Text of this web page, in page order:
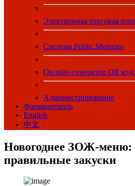
Электронная торговая
Система Public.Medargo
Онлайн-генератор QR
Администрирование
Фармконтроль
English
中文
Новогоднее ЗОЖ-меню:
правильные закуски